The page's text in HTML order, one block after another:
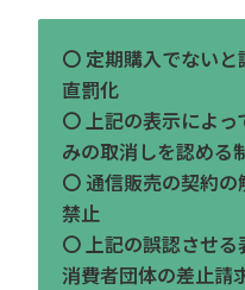
〇 定期購⼊でない
直罰化
〇 上記の表⽰によ
みの取消しを認める
〇 通信販売の契約
禁⽌
〇 上記の誤認させ
消費者団体の差⽌請